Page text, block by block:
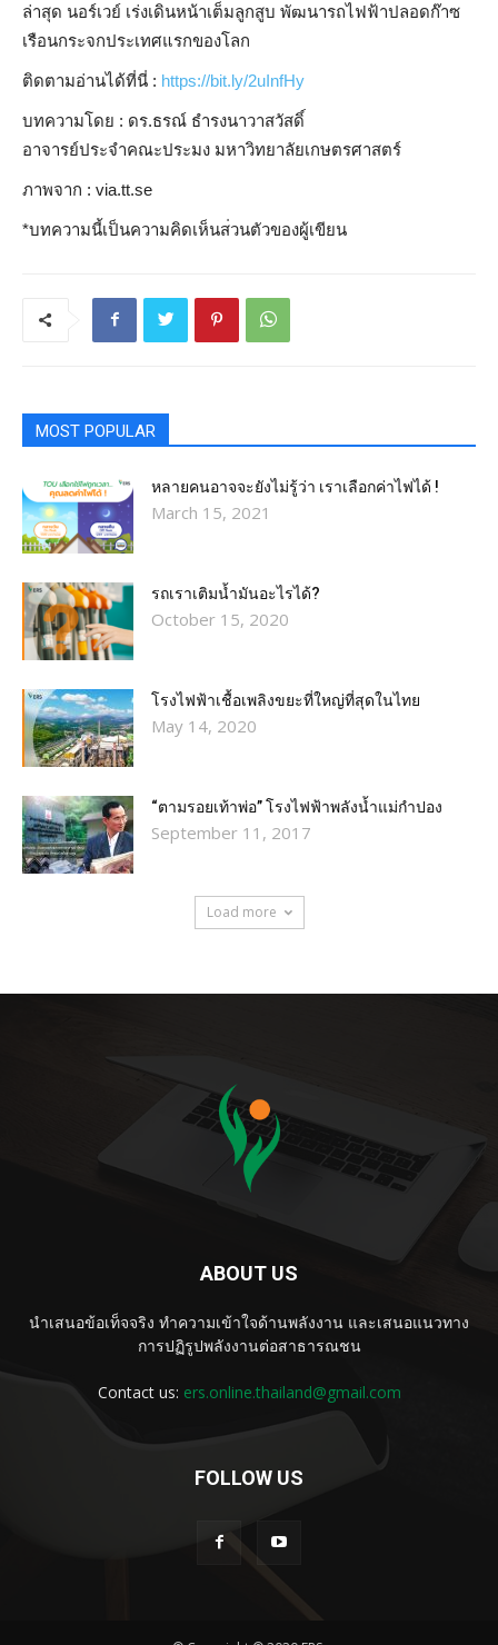
ล่าสุด นอร์เวย์ เร่งเดินหน้าเต็มลูกสูบ พัฒนารถไฟฟ้าปลอดก๊าซ
เรือนกระจกประเทศแรกของโลก
ติดตามอ่านได้ที่นี่ : https://bit.ly/2uInfHy
บทความโดย : ดร.ธรณ์ ธำรงนาวาสวัสดิ์
อาจารย์ประจำคณะประมง มหาวิทยาลัยเกษตรศาสตร์
ภาพจาก : via.tt.se
*บทความนี้เป็นความคิดเห็นส่วนตัวของผู้เขียน
MOST POPULAR
หลายคนอาจจะยังไม่รู้ว่า เราเลือกค่าไฟได้ !
March 15, 2021
รถเราเติมน้ำมันอะไรได้?​
October 15, 2020
โรงไฟฟ้าเชื้อเพลิงขยะที่ใหญ่ที่สุดในไทย
May 14, 2020
“ตามรอยเท้าพ่อ” โรงไฟฟ้าพลังน้ำแม่กำปอง
September 11, 2017
Load more
ABOUT US
นำเสนอข้อเท็จจริง ทำความเข้าใจด้านพลังงาน และเสนอแนวทาง
การปฏิรูปพลังงานต่อสาธารณชน
Contact us: ers.online.thailand@gmail.com
FOLLOW US